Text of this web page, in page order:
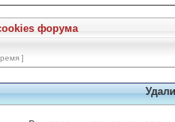
форума
]